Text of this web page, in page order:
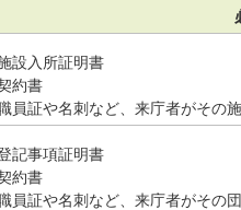
設入所証明書
約書
員証や名刺など、来庁者がその
記事項証明書
約書
員証や名刺など、来庁者がその